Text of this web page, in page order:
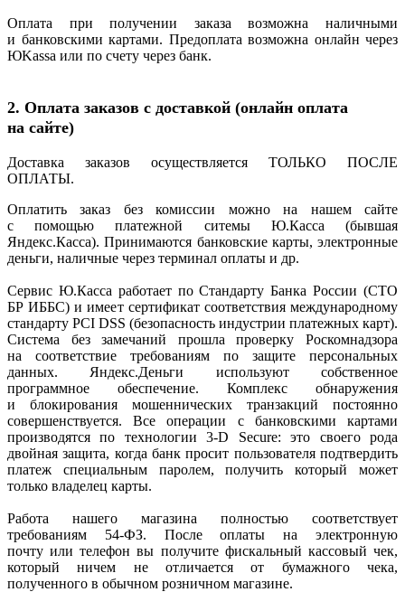
Оплата при получении заказа возможна наличными
и банковскими картами. Предоплата возможна онлайн через
ЮKassa или по счету через банк.
2. Оплата заказов с доставкой (онлайн оплата
на сайте)
Доставка заказов осуществляется ТОЛЬКО ПОСЛЕ
ОПЛАТЫ.
Оплатить заказ без комиссии можно на нашем сайте
с помощью платежной ситемы Ю.Касса
(бывшая
Яндекс.Касса). Принимаются банковские карты, электронные
деньги, наличные через терминал оплаты и др.
Сервис Ю.Касса работает по Стандарту Банка России (СТО
БР ИББС) и имеет сертификат соответствия международному
стандарту PCI DSS (безопасность индустрии платежных карт).
Система без замечаний прошла проверку Роскомнадзора
на соответствие требованиям по защите персональных
данных. Яндекс.Деньги используют собственное
программное обеспечение. Комплекс обнаружения
и блокирования мошеннических транзакций постоянно
совершенствуется. Все операции с банковскими картами
производятся по технологии 3-D Secure: это своего рода
двойная защита, когда банк просит пользователя подтвердить
платеж специальным паролем, получить который может
только владелец карты.
Работа нашего магазина полностью соответствует
требованиям 54-ФЗ. После оплаты на электронную
почту или телефон вы получите фискальный кассовый чек,
который ничем не отличается от бумажного чека,
полученного в обычном розничном магазине.